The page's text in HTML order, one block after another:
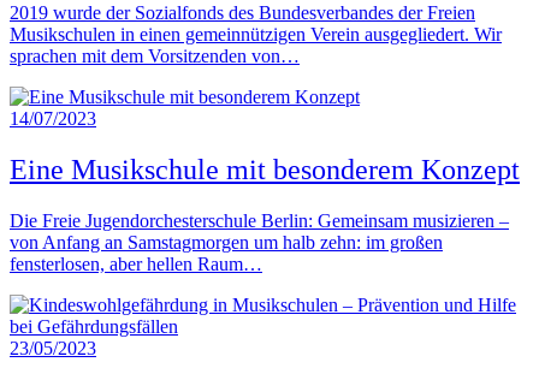
2019 wurde der Sozialfonds des Bundesverbandes der Freien
Musikschulen in einen gemeinnützigen Verein ausgegliedert. Wir
sprachen mit dem Vorsitzenden von…
14/07/2023
Eine Musikschule mit besonderem Konzept
Die Freie Jugendorchesterschule Berlin: Gemeinsam musizieren –
von Anfang an Samstagmorgen um halb zehn: im großen
fensterlosen, aber hellen Raum…
23/05/2023